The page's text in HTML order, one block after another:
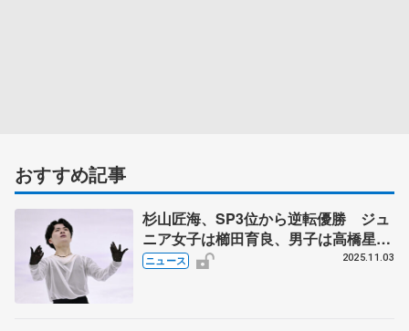
おすすめ記事
杉山匠海、SP3位から逆転優勝 ジュ
ニア女子は櫛田育良、男子は高橋星名
が制す 西日本フィギュア最終日
ニュース 2025.11.03